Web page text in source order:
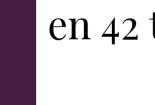
en 42